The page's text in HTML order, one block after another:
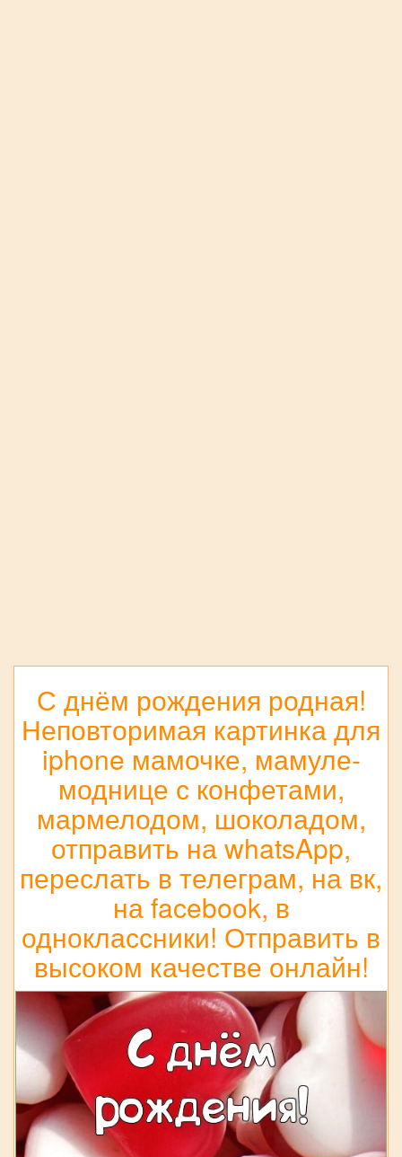
С днём рождения родная!
Неповторимая картинка для
iphone мамочке, мамуле-
моднице с конфетами,
мармелодом, шоколадом,
отправить на whatsApp,
переслать в телеграм, на вк,
на facebook, в
одноклассники! Отправить в
высоком качестве онлайн!